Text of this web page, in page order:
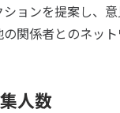
ョンを提案し、意
の関係者とのネッ
人数